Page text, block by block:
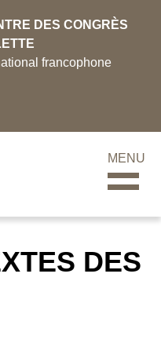
DES CONGRÈS
francophone
MENU
DES